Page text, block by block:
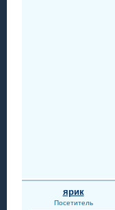
ярик
Посетитель